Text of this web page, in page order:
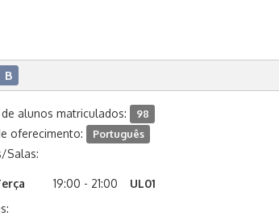
B
alunos matriculados: 98
oferecimento: Português
Salas:
19:00 - 21:00
UL01